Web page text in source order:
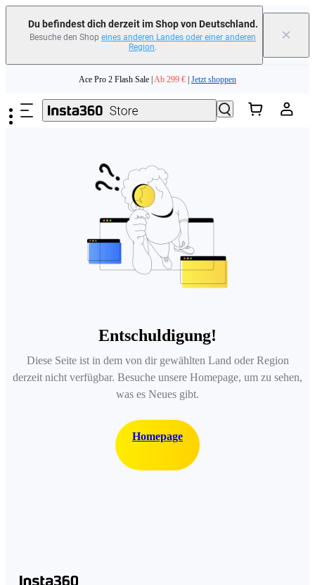
Du befindest dich derzeit im Shop von Deutschland.
Besuche den Shop eines anderen Landes oder einer anderen
Region.
×
Need shopping help? |
Ace Pro 2 Flash Sale | Ab 299 € Jetzt shoppen
Entschuldigung!
Diese Seite ist in dem von dir gewählten Land oder Region
derzeit nicht verfügbar. Besuche unsere Homepage, um zu sehen,
was es Neues gibt.
Homepage